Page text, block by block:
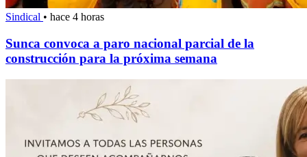
Sindical • hace 4 horas
Sunca convoca a paro nacional parcial de la
construcción para la próxima semana